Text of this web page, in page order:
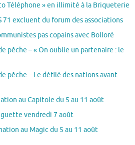
Téléphone » en illimité à la Briqueterie
71 excluent du forum des associations
pas copains avec Bolloré
pêche – « On oublie un partenaire : le
pêche – Le défilé des nations avant
au Capitole du 5 au 11 août
vendredi 7 août
au Magic du 5 au 11 août